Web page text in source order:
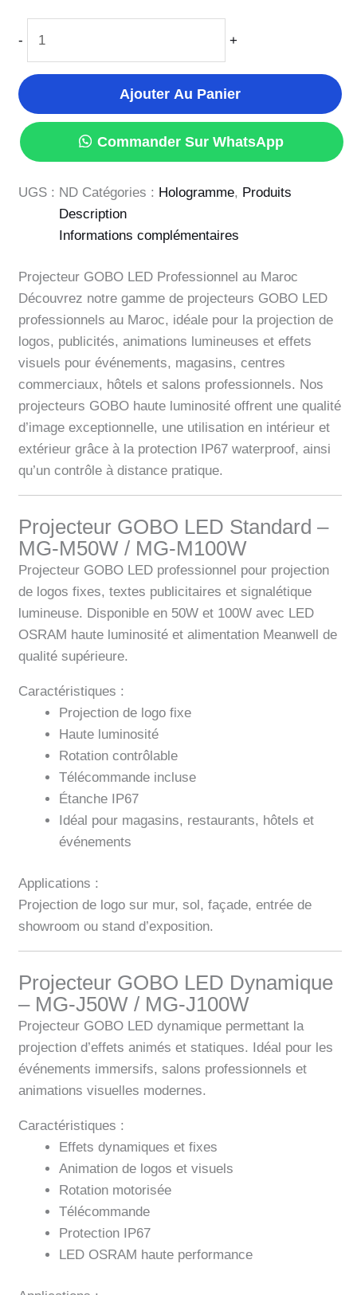
- +
Ajouter Au Panier
Commander Sur WhatsApp
UGS : ND Catégories : Hologramme, Produits
Description
Informations complémentaires
Projecteur GOBO LED Professionnel au Maroc
Découvrez notre gamme de projecteurs GOBO LED
professionnels au Maroc, idéale pour la projection de
logos, publicités, animations lumineuses et effets
visuels pour événements, magasins, centres
commerciaux, hôtels et salons professionnels. Nos
projecteurs GOBO haute luminosité offrent une qualité
d’image exceptionnelle, une utilisation en intérieur et
extérieur grâce à la protection IP67 waterproof, ainsi
qu’un contrôle à distance pratique.
Projecteur GOBO LED Standard –
MG-M50W / MG-M100W
Projecteur GOBO LED professionnel pour projection
de logos fixes, textes publicitaires et signalétique
lumineuse. Disponible en 50W et 100W avec LED
OSRAM haute luminosité et alimentation Meanwell de
qualité supérieure.
Caractéristiques :
Projection de logo fixe
Haute luminosité
Rotation contrôlable
Télécommande incluse
Étanche IP67
Idéal pour magasins, restaurants, hôtels et
événements
Applications :
Projection de logo sur mur, sol, façade, entrée de
showroom ou stand d’exposition.
Projecteur GOBO LED Dynamique
– MG-J50W / MG-J100W
Projecteur GOBO LED dynamique permettant la
projection d’effets animés et statiques. Idéal pour les
événements immersifs, salons professionnels et
animations visuelles modernes.
Caractéristiques :
Effets dynamiques et fixes
Animation de logos et visuels
Rotation motorisée
Télécommande
Protection IP67
LED OSRAM haute performance